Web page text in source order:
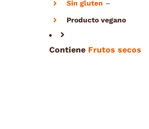
Sin gluten –
Producto vegano
Contiene Frutos secos